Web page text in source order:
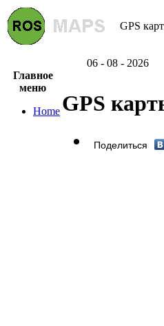
GPS
06 - 08 - 2026
Главное
меню
Home GPS
Поделиться